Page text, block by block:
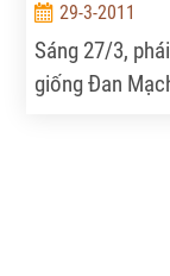
29-3-2011
Sáng 27/3,
giống Đan